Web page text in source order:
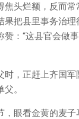
焦头烂额，反而
果把县里事务治
赞：“这县官会做
时，正赶上齐国
。
，眼看金黄的麦子